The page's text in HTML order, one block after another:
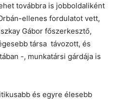
továbbra is jobboldaliként
ellenes fordulatot vett,
Gábor főszerkesztő,
társa távozott, és
-, munkatársi gárdája is
és egyre élesebb